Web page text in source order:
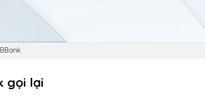
gọi lại